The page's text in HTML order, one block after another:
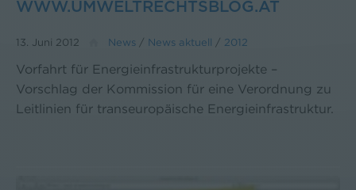
WWW.UMWELTRECHTSBLOG.AT
13. Juni 2012 News / News aktuell / 2012
Vorfahrt für Energieinfrastrukturprojekte –
Vorschlag der Kommission für eine Verordnung zu
Leitlinien für transeuropäische Energieinfrastruktur.